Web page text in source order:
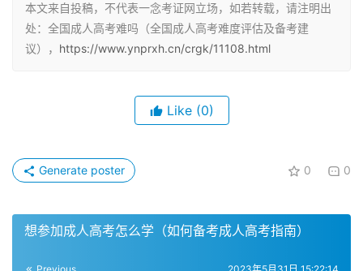
考考试难度没有高考的难度大，一般都是考的基础知识，考
生水平相近，每位考生都是从零开始，水平不会有太大的差
距。因此，成人高考本科考试难度不大，成考录取分数线较
但是，成人高考的难度相对较大，与普通高考相比，成人高
能力和知识储备，此外，成人高考的考试时间也相对较短。
取得好的成绩。
本文来自投稿，不代表一念考证网立场，如若转载，请注明出
处：全国成人高考难吗（全国成人高考难度评估及备考建
议）， https://www.ynprxh.cn/crgk/11108.html
Like (0)
0 0
Generate poster
想参加成人高考怎么学（如何备考成人高考指南）